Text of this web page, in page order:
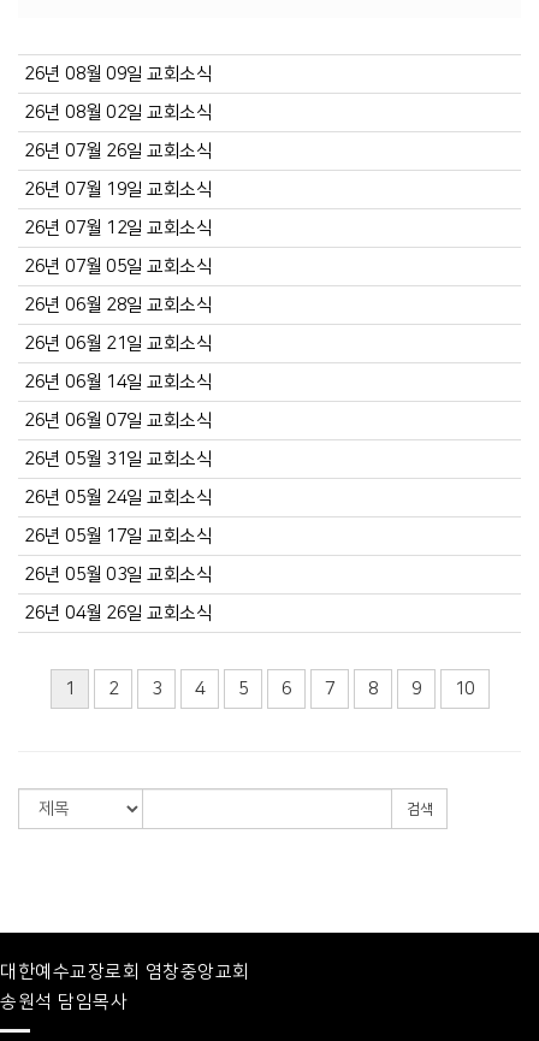
26년 08월 09일 교회소식
26년 08월 02일 교회소식
26년 07월 26일 교회소식
26년 07월 19일 교회소식
26년 07월 12일 교회소식
26년 07월 05일 교회소식
26년 06월 28일 교회소식
26년 06월 21일 교회소식
26년 06월 14일 교회소식
26년 06월 07일 교회소식
26년 05월 31일 교회소식
26년 05월 24일 교회소식
26년 05월 17일 교회소식
26년 05월 03일 교회소식
26년 04월 26일 교회소식
1 2 3 4 5 6 7 8 9 10
검색
대한예수교장로회 염창중앙교회
송원석 담임목사